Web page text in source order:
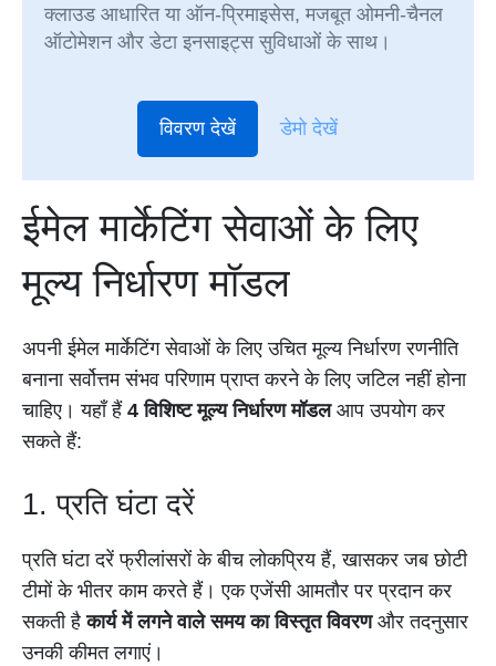
क्लाउड आधारित या ऑन-प्रिमाइसेस, मजबूत ओमनी-चैनल
ऑटोमेशन और डेटा इनसाइट्स सुविधाओं के साथ।
विवरण देखें डेमो देखें
ईमेल मार्केटिंग सेवाओं के लिए
मूल्य निर्धारण मॉडल
अपनी ईमेल मार्केटिंग सेवाओं के लिए उचित मूल्य निर्धारण रणनीति
बनाना सर्वोत्तम संभव परिणाम प्राप्त करने के लिए जटिल नहीं होना
चाहिए। यहाँ हैं 4 विशिष्ट मूल्य निर्धारण मॉडलआप उपयोग कर
सकते हैं:
1. प्रति घंटा दरें
प्रति घंटा दरें फ्रीलांसरों के बीच लोकप्रिय हैं, खासकर जब छोटी
टीमों के भीतर काम करते हैं। एक एजेंसी आमतौर पर प्रदान कर
सकती हैकार्य में लगने वाले समय का विस्तृत विवरणऔर तदनुसार
उनकी कीमत लगाएं।